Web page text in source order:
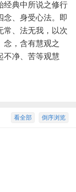
经典中所说之修行
念、身受心法。即
常、法无我，以次
念，含有慧观之
不净、苦等观慧
倒序浏览
看全部